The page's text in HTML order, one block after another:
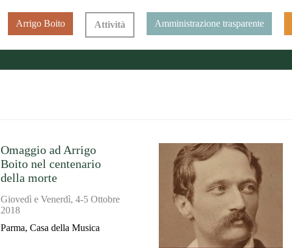
Arrigo Boito Attività Amministrazione trasparente
Omaggio ad Arrigo
Boito nel centenario
della morte
Giovedì e Venerdì, 4-5 Ottobre
2018
Parma, Casa della Musica